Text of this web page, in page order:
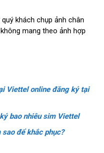
khách chụp ảnh chân
mang theo ảnh hợp
Viettel online đăng ký tại
bao nhiêu sim Viettel
để khắc phục?